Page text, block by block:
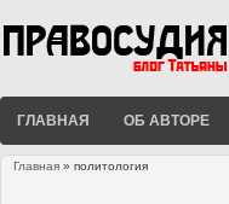
ГЛАВНАЯ ОБ АВТОРЕ
Главная » политология